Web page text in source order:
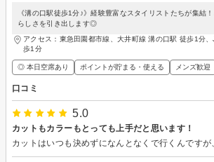
《溝の口駅徒歩1分♪》経験豊富なスタイリストたちが集結
らしさを引き出します◎
アクセス：東急田園都市線、大井町線 溝の口駅 徒歩1分
歩1分
◎ 本日空席あり ポイントが貯まる・使える メンズ歓迎
口コミ
5.0
カットもカラーもとっても上手だと思います！